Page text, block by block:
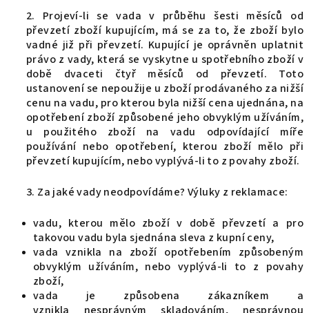
2. Projeví-li se vada v průběhu šesti měsíců od
převzetí zboží kupujícím, má se za to, že zboží bylo
vadné již při převzetí. Kupující je oprávněn uplatnit
právo z vady, která se vyskytne u spotřebního zboží v
době dvaceti čtyř měsíců od převzetí. Toto
ustanovení se nepoužije u zboží prodávaného za nižší
cenu na vadu, pro kterou byla nižší cena ujednána, na
opotřebení zboží způsobené jeho obvyklým užíváním,
u použitého zboží na vadu odpovídající míře
používání nebo opotřebení, kterou zboží mělo při
převzetí kupujícím, nebo vyplývá-li to z povahy zboží.
3. Za jaké vady neodpovídáme? Výluky z reklamace:
vadu, kterou mělo zboží v době převzetí a pro
takovou vadu byla sjednána sleva z kupní ceny,
vada vznikla na zboží opotřebením způsobeným
obvyklým užíváním, nebo vyplývá-li to z povahy
zboží,
vada je způsobena zákazníkem
a